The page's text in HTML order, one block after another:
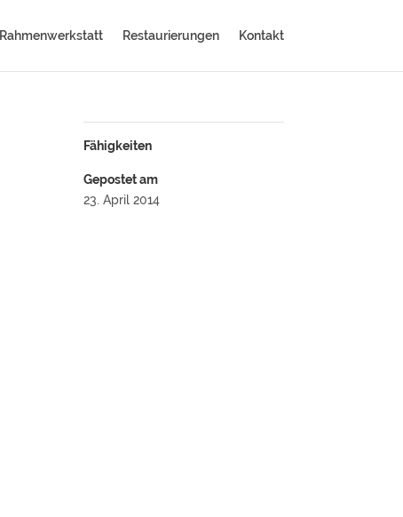
Rahmenwerkstatt Restaurierungen Kontakt
Fähigkeiten
Gepostet am
23. April 2014